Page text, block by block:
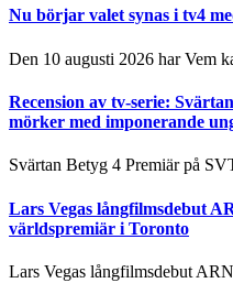
Nu börjar valet synas i tv4
Den 10 augusti 2026 har Vem
Recension av tv-serie:
mörker med imponerande
Svärtan Betyg 4 Premiär på
Lars Vegas långfilmsdebut
världspremiär i Toronto
Lars Vegas långfilmsdebut